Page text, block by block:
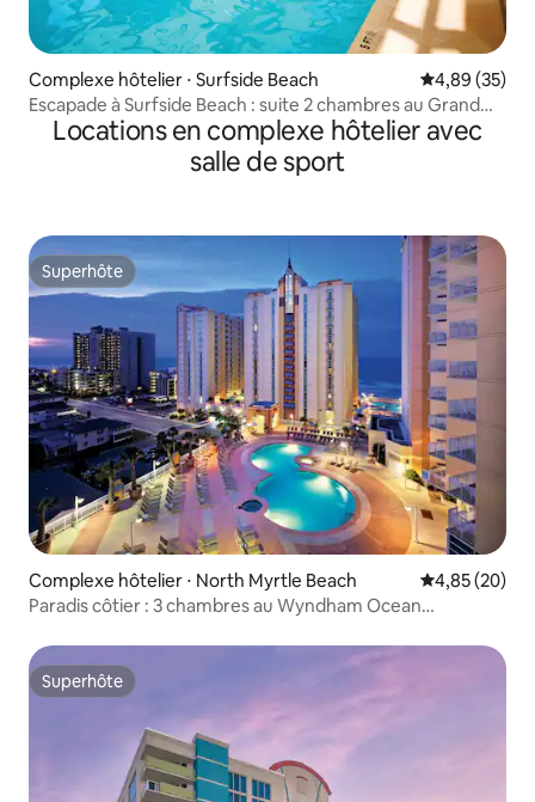
Complexe hôtelier ⋅ Surfside Beach Évaluation
4,89 (35)
Escapade à Surfside Beach : suite 2 chambres au Grand
Palms
Locations en complexe hôtelier avec
salle de sport
Superhôte
Superhôte
Complexe hôtelier ⋅ North Myrtle Beach Évaluation
4,85 (20)
Paradis côtier : 3 chambres au Wyndham Ocean
Superhôte
Superhôte